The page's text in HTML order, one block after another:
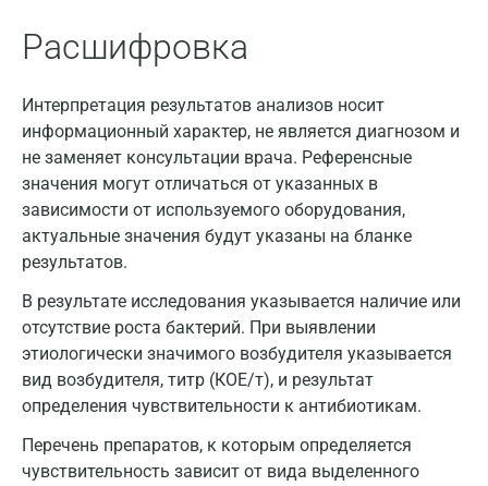
Расшифровка
Интерпретация результатов анализов носит
информационный характер, не является диагнозом и
не заменяет консультации врача. Референсные
значения могут отличаться от указанных в
зависимости от используемого оборудования,
актуальные значения будут указаны на бланке
результатов.
В результате исследования указывается наличие или
отсутствие роста бактерий. При выявлении
этиологически значимого возбудителя указывается
вид возбудителя, титр (КОЕ/т), и результат
определения чувствительности к антибиотикам.
Перечень препаратов, к которым определяется
чувствительность зависит от вида выделенного
Армавир
Астрахань
Балашиха
Барнаул
Брянск
Видное
Владимир
Волгоград
Волжский